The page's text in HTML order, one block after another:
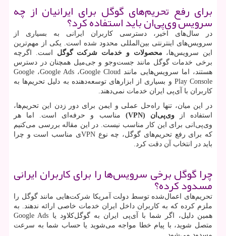
برای رفع تحریم‌های گوگل برای ایرانیان از چه
سرویس وی‌پی‌ان باید استفاده کرد؟
در سال‌های اخیر، دسترسی کاربران ایرانی به بسیاری از
سرویس‌های اینترنتی بین‌المللی محدود شده است. یکی از مهم‌ترین
این سرویس‌ها، محصولات و خدمات شرکت گوگل است. اگرچه
برخی خدمات گوگل مانند جست‌وجو و جی‌میل همچنان در دسترس
هستند، اما سرویس‌هایی مانند Google Cloud، Google Ads، Google
Play Console و بسیاری از ابزارهای توسعه‌دهنده به دلیل تحریم‌ها به
کاربران با آی‌پی ایران خدمات نمی‌دهند.
در این میان، تنها راه‌حل عملی و ایمن برای دور زدن این تحریم‌ها،
استفاده ازوی‌پی‌ان (VPN
) مناسب و حرفه‌ای است. اما هر
وی‌پی‌انی برای این کار مناسب نیست. در این مقاله بررسی می‌کنیم
که برای رفع تحریم‌های گوگل، چه نوعVPNی مناسب است و چرا
باید در انتخاب آن دقت کرد.
چرا گوگل برخی سرویس‌ها را برای کاربران ایرانی
مسدود کرده؟
تحریم‌های اعمال‌شده توسط دولت آمریکا شرکت‌هایی مانند گوگل را
ملزم کرده که به کاربران داخل ایران خدمات خاصی ارائه ندهند. به
همین دلیل، اگر شما با آی‌پی ایران به گوگل‌کلاود یا Google Ads
متصل شوید، با پیام خطا مواجه می‌شوید یا حساب شما به سرعت